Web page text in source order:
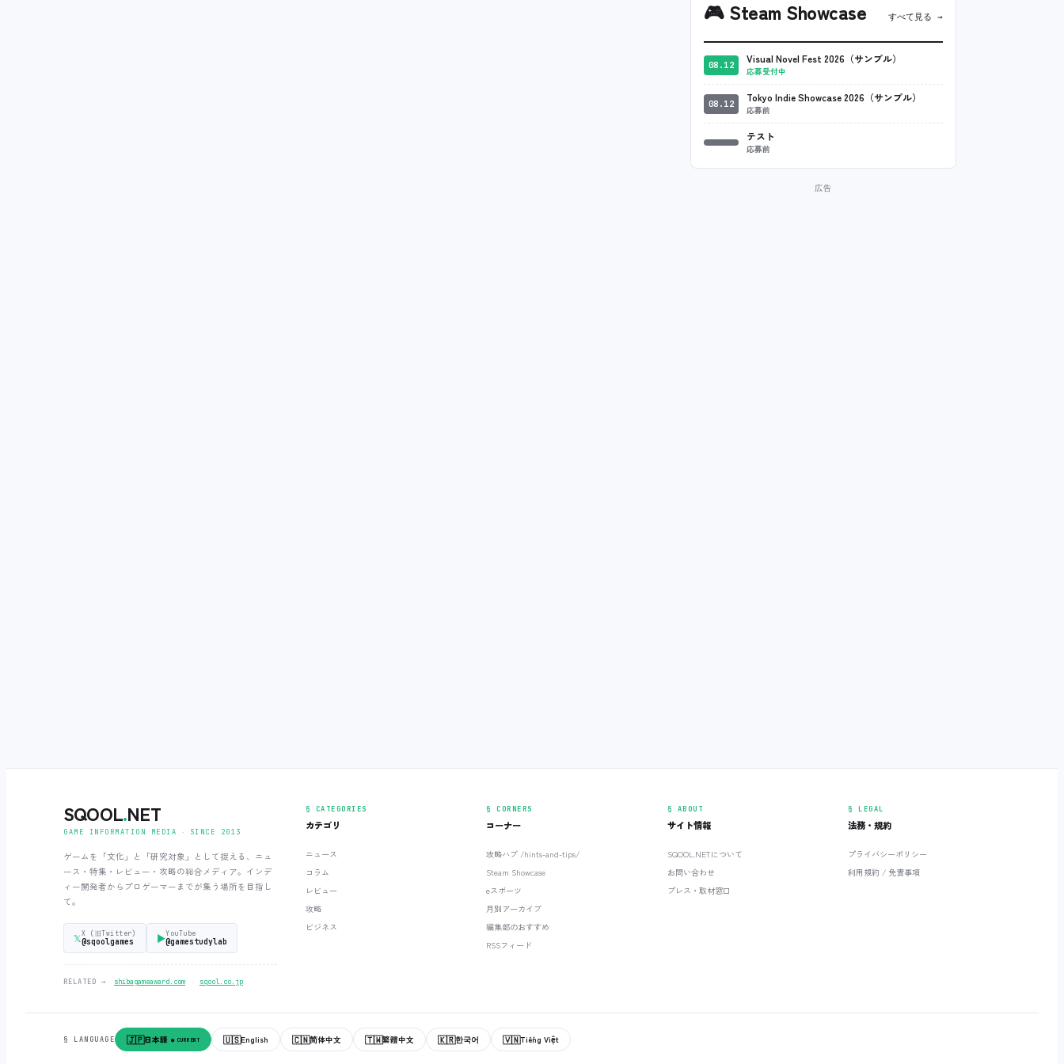
🎮Steam Showcase すべて見る →
08.12 Visual Novel Fest 2026（サンプル）
応募受付中
08.12 Tokyo Indie Showcase 2026（サンプル）
応募前
テスト
応募前
SQOOL.NET
GAME INFORMATION MEDIA ‧ SINCE 2013
ゲームを「文化」と「研究対象」として捉える、ニュ
ース・特集・レビュー・攻略の総合メディア。インデ
ィー開発者からプロゲーマーまでが集う場所を目指し
て。
𝕏X (旧Twitter)
@sqoolgames ▶YouTube
@gamestudylab
RELATED → shibagameaward.com ‧ sqool.co.jp
§ CATEGORIES
カテゴリ
ニュース
コラム
レビュー
攻略
ビジネス
§ CORNERS
コーナー
攻略ハブ /hints-and-tips/
Steam Showcase
eスポーツ
月別アーカイブ
編集部のおすすめ
RSSフィード
§ ABOUT
サイト情報
SQOOL.NETについて
お問い合わせ
プレス・取材窓口
§ LEGAL
法務・規約
プライバシーポリシー
利用規約 / 免責事項
§ LANGUAGE 🇯🇵日本語 ● CURRENT 🇺🇸English 🇨🇳简体中文 🇹🇼繁體中文 🇰🇷한국어 🇻🇳Tiếng Việt